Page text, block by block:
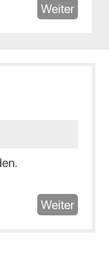
Weiter
Weiter